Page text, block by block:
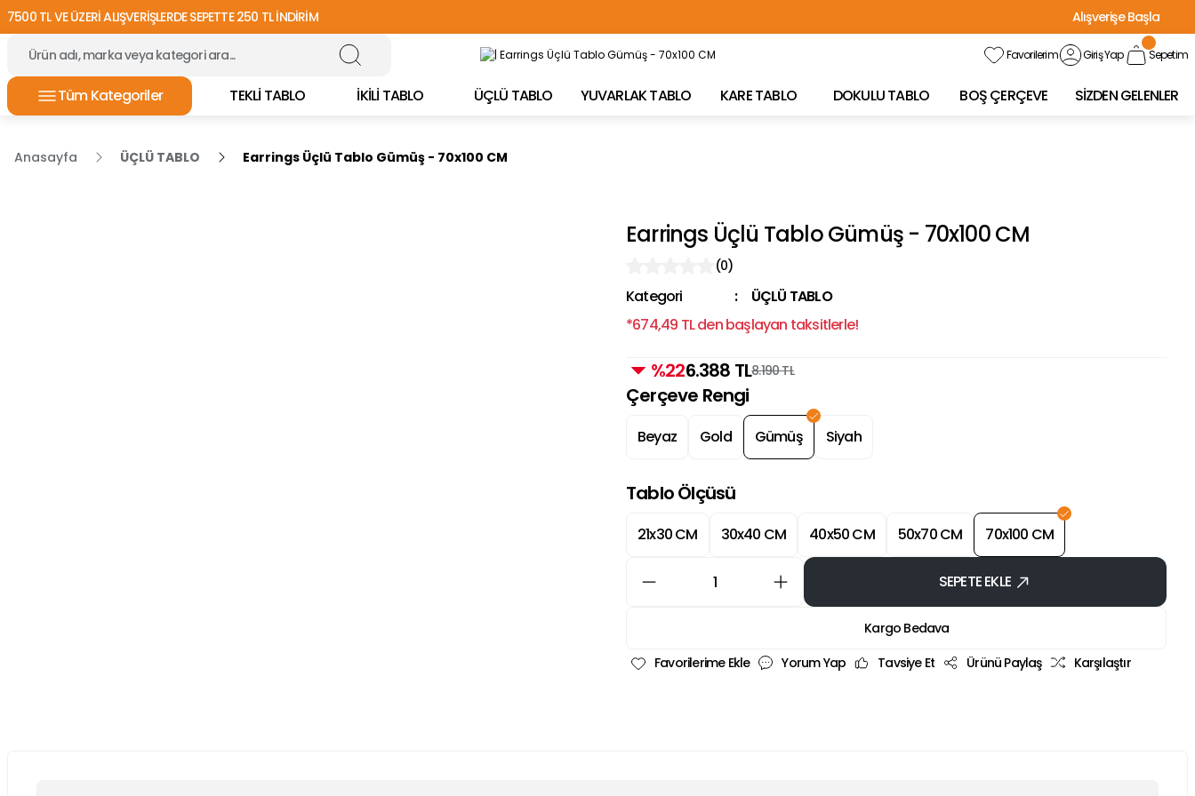
7500 TL VE ÜZERİ ALIŞVERİŞLERDE SEPETTE 250 TL İNDİRİM
Alışverişe Başla
TÜRKİYE'NİN HER YERİNE ÜCRETSİZ KARGO!
Favorilerim Giriş Yap Sepetim
Tüm Kategoriler TEKLİ TABLO İKİLİ TABLO ÜÇLÜ TABLO YUVARLAK TABLO KARE TABLO DOKULU TABLO BOŞ ÇERÇEVE SİZDEN GELENLER
Anasayfa ÜÇLÜ TABLO Earrings Üçlü Tablo Gümüş - 70x100 CM
Earrings Üçlü Tablo Gümüş - 70x100 CM
(0)
Kategori
ÜÇLÜ TABLO
*674,49 TL den başlayan taksitlerle!
%226.388 TL8.190 TL
Çerçeve Rengi
Beyaz Gold Gümüş Siyah
Tablo Ölçüsü
21x30 CM 30x40 CM 40x50 CM 50x70 CM 70x100 CM
SEPETE EKLE
Kargo Bedava
Yorum Yap
Tavsiye Et Ürünü Paylaş Karşılaştır